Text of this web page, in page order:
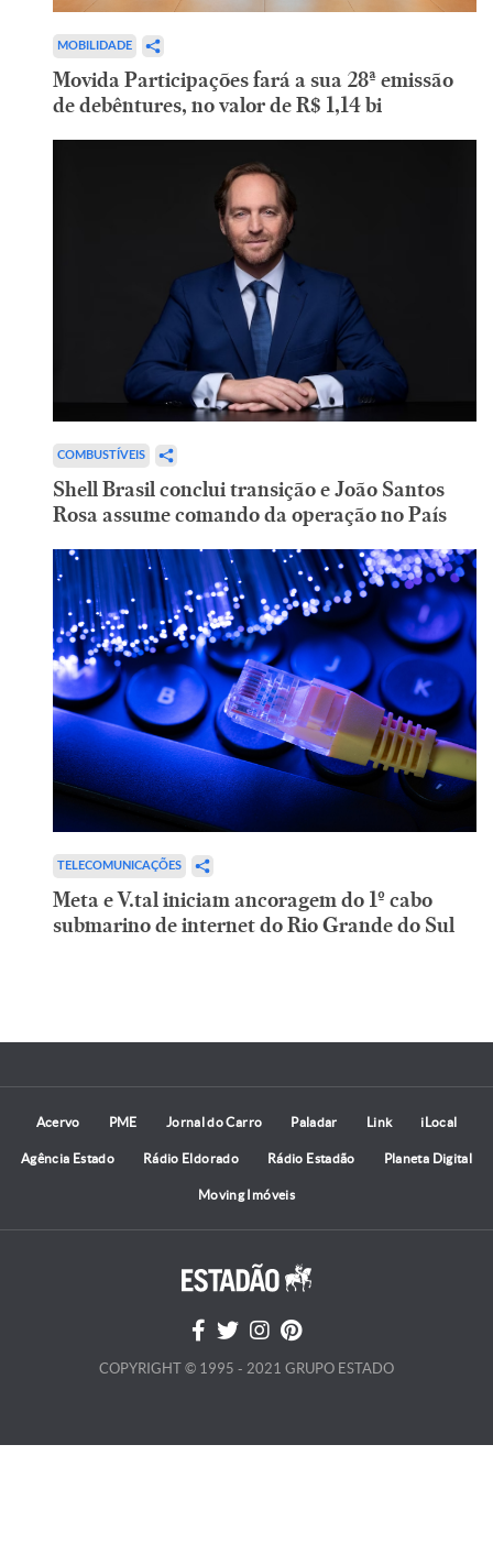
MOBILIDADE
Movida Participações fará a sua 28ª emissão
de debêntures, no valor de R$ 1,14 bi
COMBUSTÍVEIS
Shell Brasil conclui transição e João Santos
Rosa assume comando da operação no País
TELECOMUNICAÇÕES
Meta e V.tal iniciam ancoragem do 1º cabo
submarino de internet do Rio Grande do Sul
Acervo PME Jornal do Carro Paladar Link iLocal
Agência Estado Rádio Eldorado Rádio Estadão Planeta Digital
Moving Imóveis
COPYRIGHT © 1995 - 2021 GRUPO ESTADO